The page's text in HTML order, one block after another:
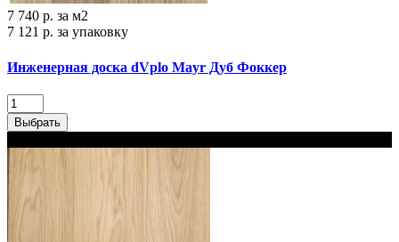
7 740 р. за м2
7 121 р. за упаковку
Инженерная доска dVplo Mayr Дуб Фоккер‎
Выбрать